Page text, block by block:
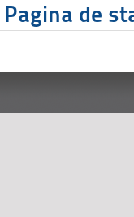
Pagina de